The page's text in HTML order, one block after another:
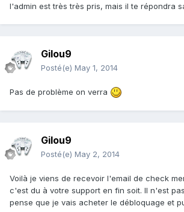
l'admin est très très pris, mais il te répondra
Gilou9
Posté(e) May 1, 2014
Pas de problème on verra
Gilou9
Posté(e) May 2, 2014
Voilà je viens de recevoir l'email de check
c'est du à votre support en fin soit. Il n'est
pense que je vais acheter le débloquage et